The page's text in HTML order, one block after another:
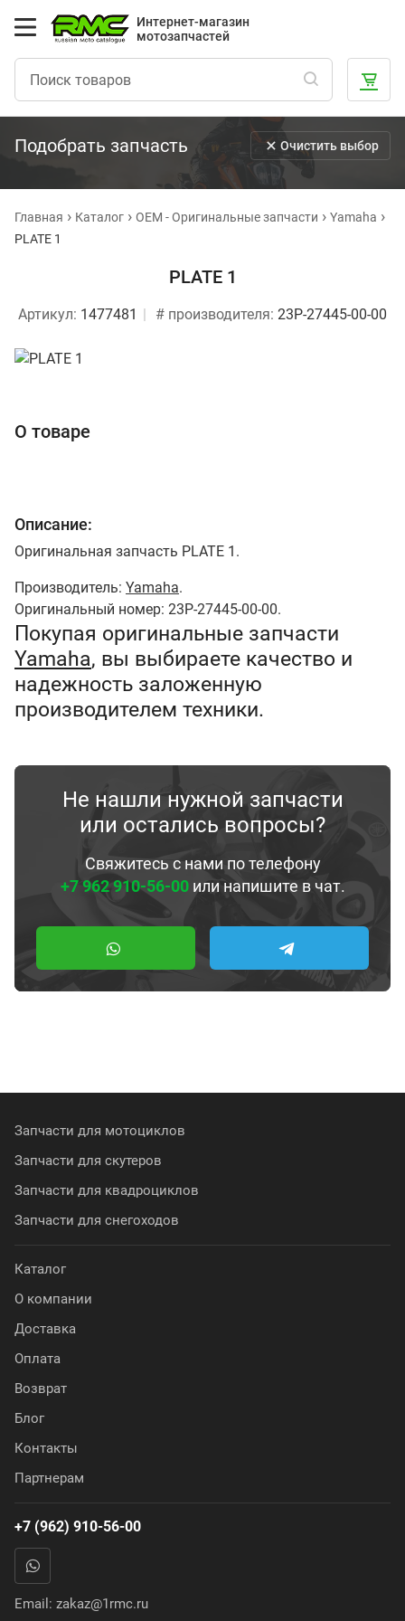
Интернет-магазин
мотозапчастей
Подобрать запчасть Очистить выбор
Главная Каталог OEM - Оригинальные запчасти
Yamaha
PLATE 1
PLATE 1
Артикул: 1477481 # производителя: 23P-27445-00-00
О товаре
Описание:
Оригинальная запчасть PLATE 1.
Производитель: Yamaha.
Оригинальный номер: 23P-27445-00-00.
Покупая оригинальные запчасти
Yamaha, вы выбираете качество и
надежность заложенную
производителем техники.
Не нашли нужной запчасти
или остались вопросы?
Свяжитесь с нами по телефону
+7 962 910-56-00или напишите в чат.
Запчасти для мотоциклов
Запчасти для скутеров
Запчасти для квадроциклов
Запчасти для снегоходов
Каталог
О компании
Доставка
Оплата
Возврат
Блог
Контакты
Партнерам
+7 (962) 910-56-00
Email: zakaz@1rmc.ru